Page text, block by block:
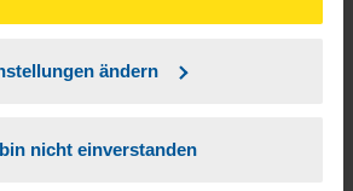
zustimmen.
ändern
nicht einverstanden